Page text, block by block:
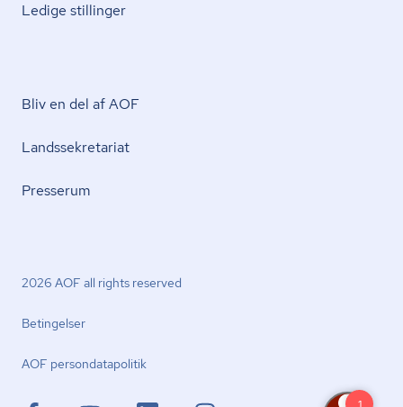
Ledige stillinger
Bliv en del af AOF
Lands­se­kre­ta­ri­at
Presserum
2026 AOF all rights reserved
Betingelser
AOF per­son­da­ta­po­li­tik